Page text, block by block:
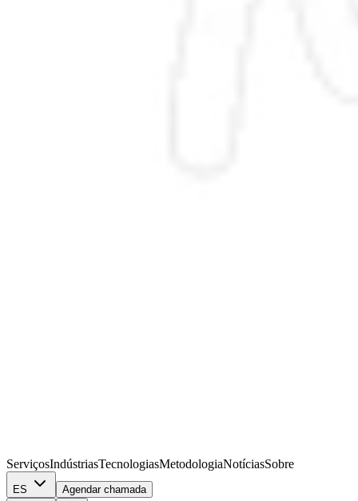
ServiçosIndústriasTecnologiasMetodologiaNotíciasSobre
ES Agendar chamada